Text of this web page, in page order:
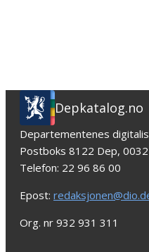
Depkatalog.no
Departementenes
Postboks 8122 Dep,
Telefon: 22 96 86 00
Epost:
Org. nr 932 931 311